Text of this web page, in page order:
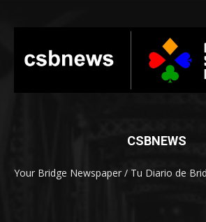
CSBNEWS
Your Bridge Newspaper / Tu Diario de